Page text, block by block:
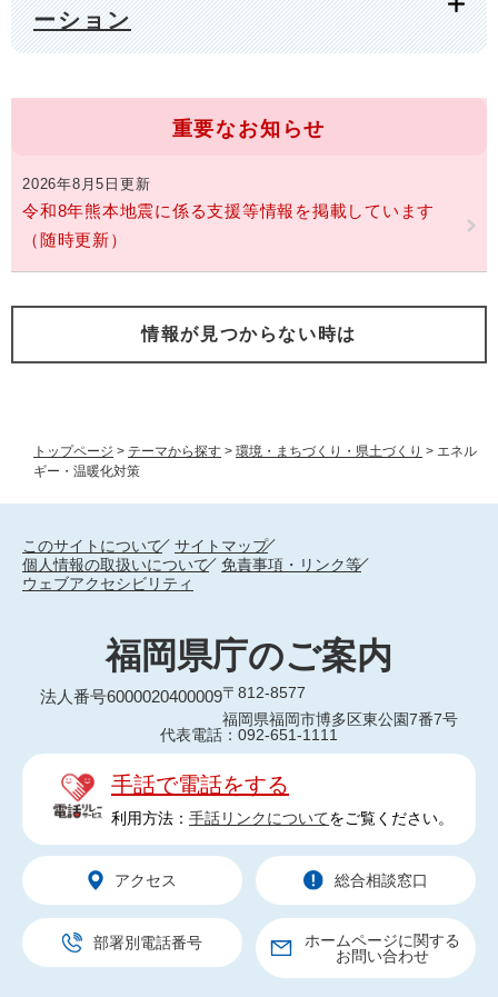
トップページ > テーマから探す > 環境・まちづくり・県土づくり > エネル
ギー・温暖化対策
ーション
重要なお知らせ
2026年8月5日更新
令和8年熊本地震に係る支援等情報を掲載しています
（随時更新）
情報が見つからない時は
このサイトについて
サイトマップ
個人情報の取扱いについて
免責事項・リンク等
ウェブアクセシビリティ
福岡県庁のご案内
法人番号6000020400009〒812-8577
福岡県福岡市博多区東公園7番7号
代表電話：092-651-1111
手話で電話をする
利用方法： 手話リンクについてをご覧ください。
アクセス 総合相談窓口
部署別電話番号
ホームページに関する
お問い合わせ